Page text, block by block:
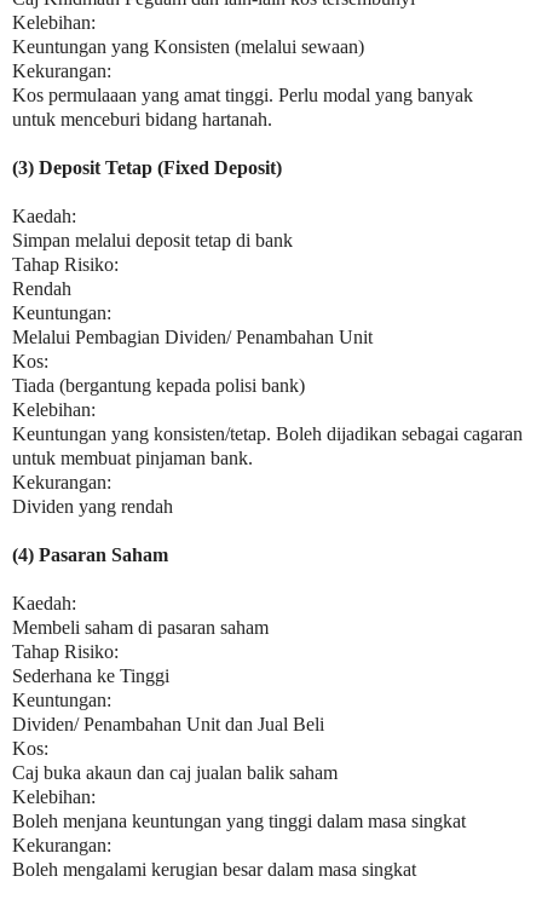
Kelebihan:
Keuntungan yang Konsisten (melalui sewaan)
Kekurangan:
Kos permulaaan yang amat tinggi. Perlu modal yang banyak
untuk menceburi bidang hartanah.
(3) Deposit Tetap (Fixed Deposit)
Kaedah:
Simpan melalui deposit tetap di bank
Tahap Risiko:
Rendah
Keuntungan:
Melalui Pembagian Dividen/ Penambahan Unit
Kos:
Tiada (bergantung kepada polisi bank)
Kelebihan:
Keuntungan yang konsisten/tetap. Boleh dijadikan sebagai cagaran
untuk membuat pinjaman bank.
Kekurangan:
Dividen yang rendah
(4) Pasaran Saham
Kaedah:
Membeli saham di pasaran saham
Tahap Risiko:
Sederhana ke Tinggi
Keuntungan:
Dividen/ Penambahan Unit dan Jual Beli
Kos:
Caj buka akaun dan caj jualan balik saham
Kelebihan:
Boleh menjana keuntungan yang tinggi dalam masa singkat
Kekurangan:
Boleh mengalami kerugian besar dalam masa singkat